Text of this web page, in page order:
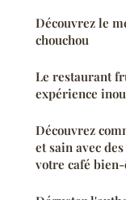
Découvrez le
chouchou
Le restaurant
expérience
Découvrez
et sain avec
votre café